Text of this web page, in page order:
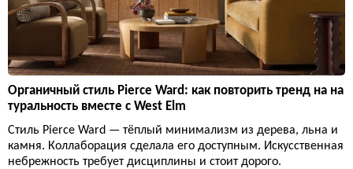
Органичный стиль Pierce Ward: как повторить тренд на на
туральность вместе с West Elm
Стиль Pierce Ward — тёплый минимализм из дерева, льна и
камня. Коллаборация сделала его доступным. Искусственная
небрежность требует дисциплины и стоит дорого.